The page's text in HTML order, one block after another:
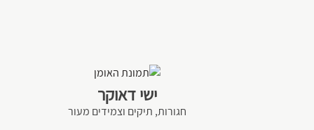
ישי דאוקר
חגורות, תיקים וצמידים מעור